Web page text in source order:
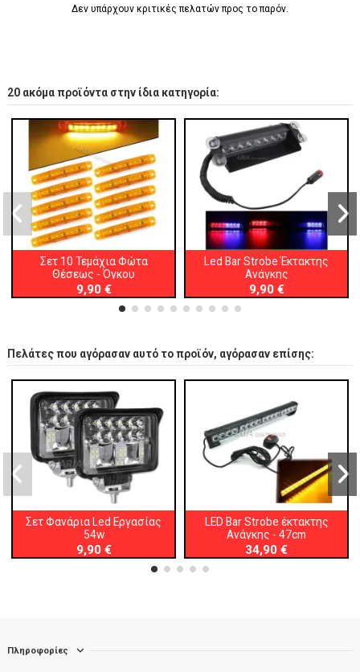
Δεν υπάρχουν κριτικές πελατών προς το παρόν.
20 ακόμα προϊόντα στην ίδια κατηγορία:
Σετ 10 Τεμάχια Φώτα
Θέσεως - Όγκου
9,90 €
Led Bar Strobe Έκτακτης
Ανάγκης
9,90 €
Πελάτες που αγόρασαν αυτό το προϊόν, αγόρασαν επίσης:
Σετ Φανάρια Led Εργασίας
54w
9,90 €
LED Bar Strobe έκτακτης
Ανάγκης - 47cm
34,90 €
Πληροφορίες